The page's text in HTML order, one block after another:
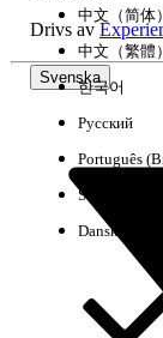
Drivs av
Svenska
中文（简体）
中文（繁體）
한국어
Русский
Português
Suomi
Dansk